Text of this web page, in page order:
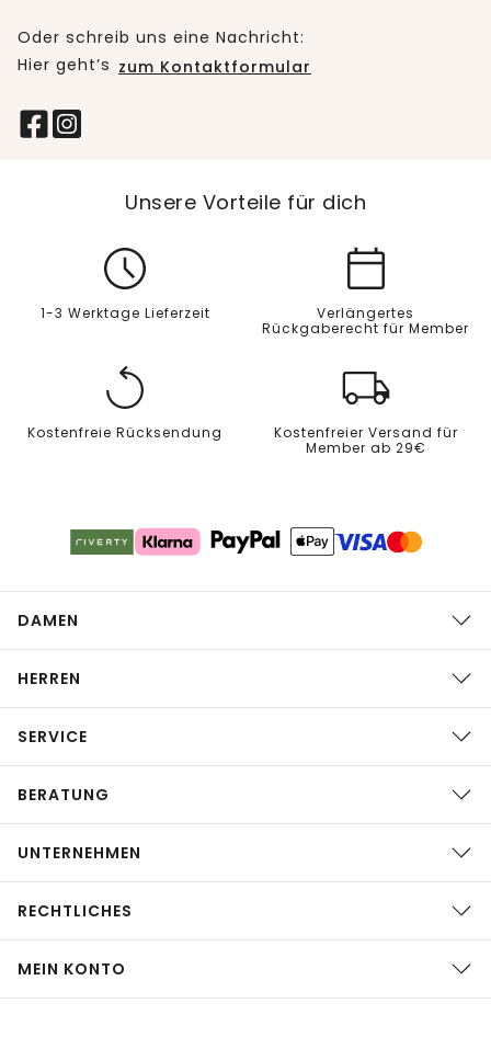
Oder schreib uns eine Nachricht:
Hier geht’s zum Kontaktformular
Unsere Vorteile für dich
1-3 Werktage Lieferzeit
Verlängertes
Rückgaberecht für Member
Kostenfreie Rücksendung
Kostenfreier Versand für
Member ab 29€
DAMEN
HERREN
SERVICE
BERATUNG
UNTERNEHMEN
RECHTLICHES
MEIN KONTO